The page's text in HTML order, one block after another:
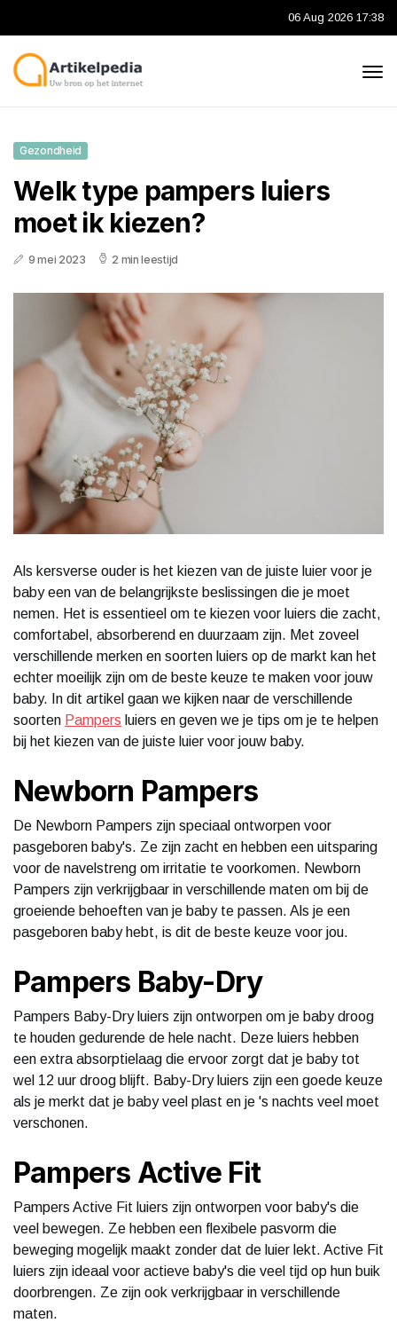
06 Aug 2026 17:38
Gezondheid
Welk type pampers luiers
moet ik kiezen?
9 mei 2023 2 min leestijd
Als kersverse ouder is het kiezen van de juiste luier voor je
baby een van de belangrijkste beslissingen die je moet
nemen. Het is essentieel om te kiezen voor luiers die zacht,
comfortabel, absorberend en duurzaam zijn. Met zoveel
verschillende merken en soorten luiers op de markt kan het
echter moeilijk zijn om de beste keuze te maken voor jouw
baby. In dit artikel gaan we kijken naar de verschillende
soorten Pampers luiers en geven we je tips om je te helpen
bij het kiezen van de juiste luier voor jouw baby.
Newborn Pampers
De Newborn Pampers zijn speciaal ontworpen voor
pasgeboren baby's. Ze zijn zacht en hebben een uitsparing
voor de navelstreng om irritatie te voorkomen. Newborn
Pampers zijn verkrijgbaar in verschillende maten om bij de
groeiende behoeften van je baby te passen. Als je een
pasgeboren baby hebt, is dit de beste keuze voor jou.
Pampers Baby-Dry
Pampers Baby-Dry luiers zijn ontworpen om je baby droog
te houden gedurende de hele nacht. Deze luiers hebben
een extra absorptielaag die ervoor zorgt dat je baby tot
wel 12 uur droog blijft. Baby-Dry luiers zijn een goede keuze
als je merkt dat je baby veel plast en je 's nachts veel moet
verschonen.
Pampers Active Fit
Pampers Active Fit luiers zijn ontworpen voor baby's die
veel bewegen. Ze hebben een flexibele pasvorm die
beweging mogelijk maakt zonder dat de luier lekt. Active Fit
luiers zijn ideaal voor actieve baby's die veel tijd op hun buik
doorbrengen. Ze zijn ook verkrijgbaar in verschillende
maten.